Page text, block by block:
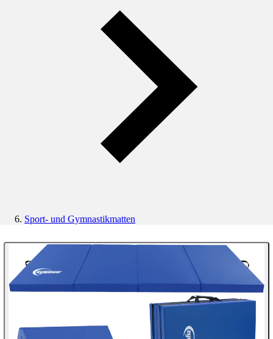
Sport- und Gymnastikmatten